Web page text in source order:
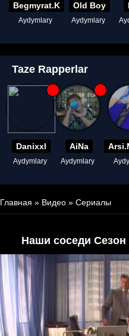
Begmyrat.K
Aydymlary
Old Boy
Aydymlary
Taze Rapperlar
Danixxl
Aydymlary
AiNa
Aydymlary
Главная » Видео » Сериалы
Наши соседи Сезон